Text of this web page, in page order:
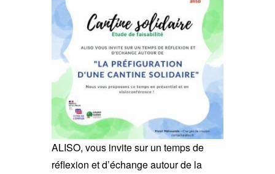
ALISO, vous invite sur un temps de
réflexion et d’échange autour de la